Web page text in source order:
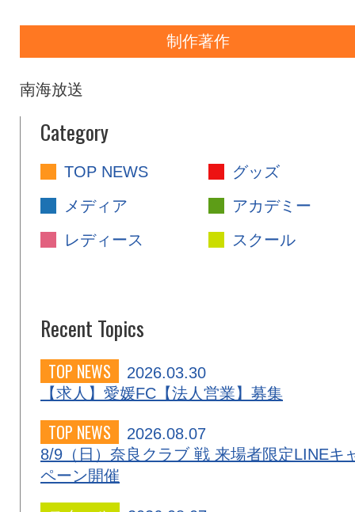
制作著作
南海放送
Category
TOP NEWS
グッズ
メディア
アカデミー
レディース
スクール
Recent Topics
TOP NEWS
2026.03.30
【求人】愛媛FC【法人営業】募集
TOP NEWS
2026.08.07
8/9（日）奈良クラブ 戦 来場者限定LINEキ
ペーン開催